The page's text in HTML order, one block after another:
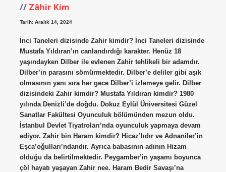
Zâhir Kim
Tarih: Aralık 14, 2024
İnci Taneleri dizisinde Zahir kimdir? İnci Taneleri dizisinde
Mustafa Yıldıran’ın canlandırdığı karakter. Henüz 18
yaşındayken Dilber ile evlenen Zahir tehlikeli bir adamdır.
Dilber’in parasını sömürmektedir. Dilber’e deliler gibi aşık
olmasının yanı sıra her gece Dilber’i izlemeye gelir. Dilber
dizisindeki Zahir kimdir? Mustafa Yıldıran kimdir? 1980
yılında Denizli’de doğdu. Dokuz Eylül Üniversitesi Güzel
Sanatlar Fakültesi Oyunculuk bölümünden mezun oldu.
İstanbul Devlet Tiyatroları’nda oyunculuk yapmaya devam
ediyor. Zahir bin Haram kimdir? Hicaz’lıdır ve Adnaniler’in
Eşca’oğulları’ndandır. Ayrıca babasının adının Hizam
olduğu da belirtilmektedir. Peygamber’in yaşamı boyunca
çöl hayatı yaşayan Zahir nee. Haram Bedir Savaşı’na